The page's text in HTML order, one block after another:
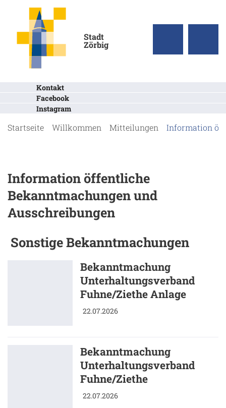
Stadt
Zörbig
Kontakt
Facebook
Instagram
Startseite Willkommen Mitteilungen Information
Information öffentliche
Bekanntmachungen und
Ausschreibungen
Sonstige Bekanntmachungen
Bekanntmachung
Unterhaltungsverband
Fuhne/Ziethe Anlage
22.07.2026
Bekanntmachung
Unterhaltungsverband
Fuhne/Ziethe
22.07.2026